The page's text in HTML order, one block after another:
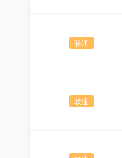
联通
联通